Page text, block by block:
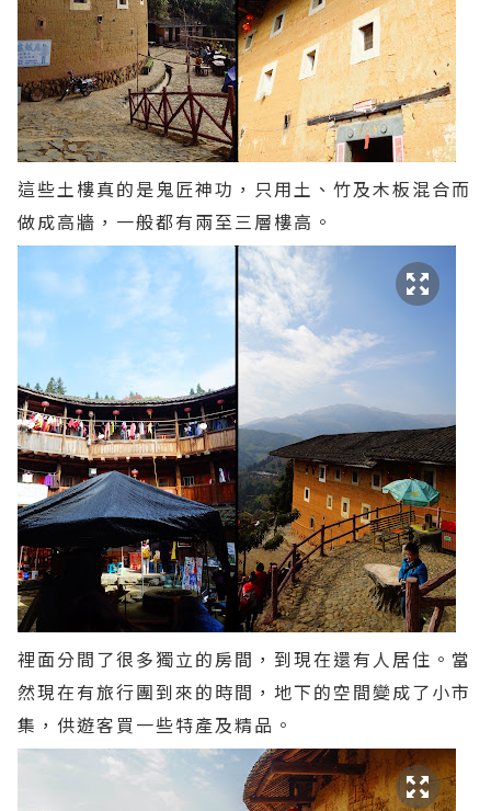
這些土樓真的是鬼匠神功，只用土、竹及木板混合而
做成高牆，一般都有兩至三層樓高。
裡面分間了很多獨立的房間，到現在還有人居住。當
然現在有旅行團到來的時間，地下的空間變成了小市
集，供遊客買一些特產及精品。